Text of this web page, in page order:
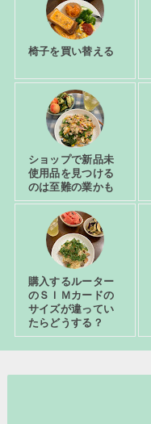
椅子を買い替える
ショップで新品未
使用品を見つける
のは至難の業かも
購入するルーター
のＳＩＭカードの
サイズが違ってい
たらどうする？